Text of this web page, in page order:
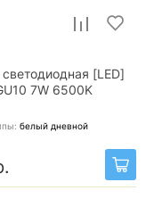
[LED]
7W 6500K
белый дневной